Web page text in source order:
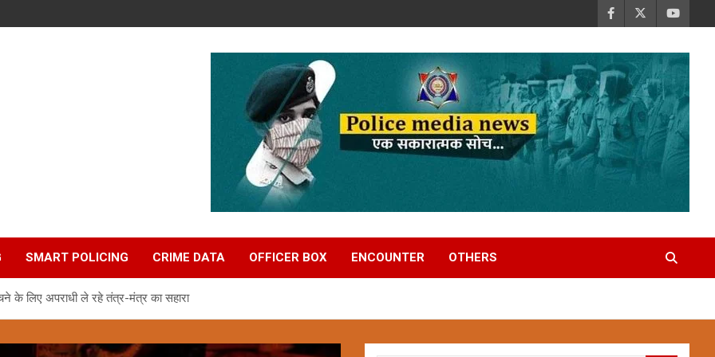
SMART POLICING CRIME DATA OFFICER BOX ENCOUNTER OTHERS
के लिए अपराधी ले रहे तंत्र-मंत्र का सहारा